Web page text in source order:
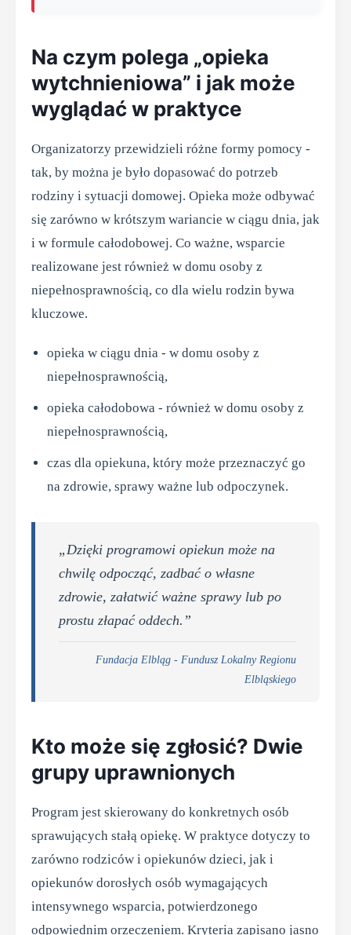
Na czym polega „opieka
wytchnieniowa” i jak może
wyglądać w praktyce
Organizatorzy przewidzieli różne formy pomocy -
tak, by można je było dopasować do potrzeb
rodziny i sytuacji domowej. Opieka może odbywać
się zarówno w krótszym wariancie w ciągu dnia, jak
i w formule całodobowej. Co ważne, wsparcie
realizowane jest również w domu osoby z
niepełnosprawnością, co dla wielu rodzin bywa
kluczowe.
opieka w ciągu dnia - w domu osoby z
niepełnosprawnością,
opieka całodobowa - również w domu osoby z
niepełnosprawnością,
czas dla opiekuna, który może przeznaczyć go
na zdrowie, sprawy ważne lub odpoczynek.
„Dzięki programowi opiekun może na
chwilę odpocząć, zadbać o własne
zdrowie, załatwić ważne sprawy lub po
prostu złapać oddech.”
Fundacja Elbląg - Fundusz Lokalny Regionu
Elbląskiego
Kto może się zgłosić? Dwie
grupy uprawnionych
Program jest skierowany do konkretnych osób
sprawujących stałą opiekę. W praktyce dotyczy to
zarówno rodziców i opiekunów dzieci, jak i
opiekunów dorosłych osób wymagających
intensywnego wsparcia, potwierdzonego
odpowiednim orzeczeniem. Kryteria zapisano jasno